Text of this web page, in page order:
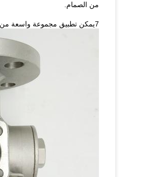
من الصمام.
7يمكن تطبيق مجموعة واسعة من التطبيقات، من صغيرة إلى بضعة مليمترات، حتى بضعة أمتار، من الفراغ العالي إلى الضغط العالي.